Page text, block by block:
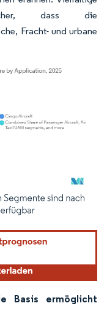
dass die
Fracht- und urbane
Namensnennung
Basis ermöglicht